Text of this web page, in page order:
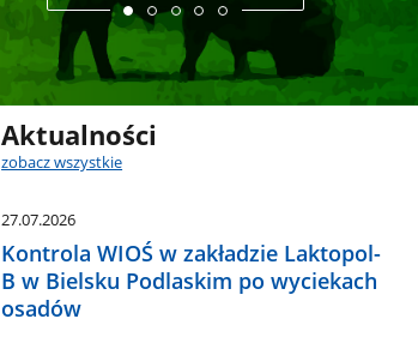
Aktualności
zobacz wszystkie
27.07.2026
Kontrola WIOŚ w zakładzie Laktopol-
B w Bielsku Podlaskim po wyciekach
osadów